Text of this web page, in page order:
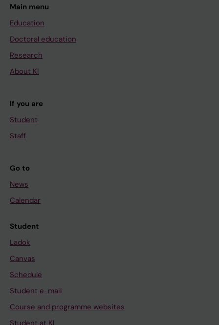
Main menu
Education
Doctoral education
Research
About KI
If you are
Student
Staff
Go to
News
Calendar
Student
Ladok
Canvas
Schedule
Student e-mail
Course and programme websites
Student at KI